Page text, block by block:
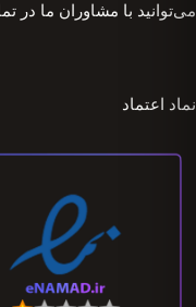
می‌توانید با مشاوران ما در
نماد اعتماد